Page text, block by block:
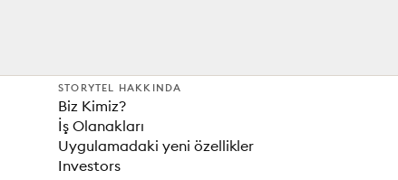
STORYTEL HAKKINDA
Biz Kimiz?
İş Olanakları
Uygulamadaki yeni özellikler
Investors